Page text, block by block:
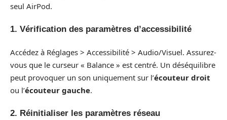
seul AirPod.
1. Vérification des paramètres d’accessibilité
Accédez à Réglages > Accessibilité > Audio/Visuel. Assurez-
vous que le curseur « Balance » est centré. Un déséquilibre
peut provoquer un son uniquement sur l’écouteur droit
ou l’écouteur gauche.
2. Réinitialiser les paramètres réseau